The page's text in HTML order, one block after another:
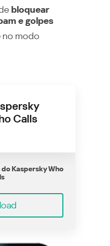
bloquear
e golpes
no modo
Calls
do Kaspersky Who